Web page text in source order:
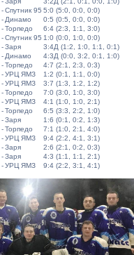
-Спутник 95 5:0 (5:0, 0:0, 0:0)
- Динамо
0:5 (0:5, 0:0, 0:0)
-Торпедо
6:4 (2:3, 1:1, 3:0)
-Спутник 95 1:0 (0:0, 1:0, 0:0)
-Заря
3:4Д (1:2, 1:0, 1:1, 0:1)
- Динамо
4:3Д (0:0, 3:2, 0:1, 1:0)
-Торпедо
4:7 (2:1, 2:3, 0:3)
-УРЦ ЯМЗ
1:2 (0:1, 1:1, 0:0)
-УРЦ ЯМЗ
3:7 (1:3, 1:2, 1:2)
-Торпедо
7:0 (3:0, 1:0, 3:0)
-УРЦ ЯМЗ
4:1 (1:0, 1:0, 2:1)
-Торпедо
6:5 (3:3, 2:2, 1:0)
-Заря
1:6 (0:1, 0:2, 1:3)
-Торпедо
7:1 (1:0, 2:1, 4:0)
-УРЦ ЯМЗ
9:4 (2:2, 4:1, 3:1)
-Заря
2:6 (2:1, 0:2, 0:3)
-Заря
4:3 (1:1, 1:1, 2:1)
-УРЦ ЯМЗ 9:4 (2:2, 3:1, 4:1)